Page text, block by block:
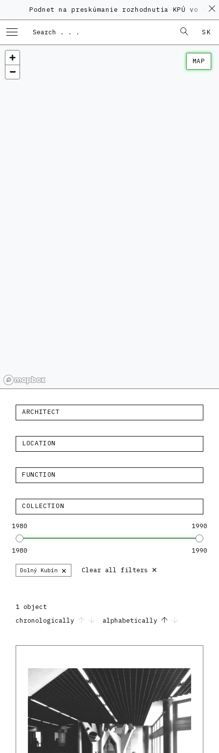
Podnet na preskúmanie rozhodnutia KPÚ vo
SK
MAP
ARCHITECT
LOCATION
FUNCTION
COLLECTION
1980 1990
1980 1990
Dolný Kubín × Clear all filters ×
1 object
chronologically
alphabetically